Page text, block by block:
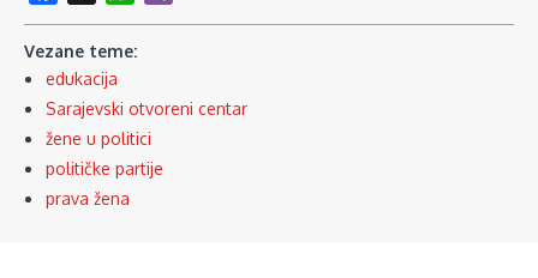
Vezane teme:
edukacija
Sarajevski otvoreni centar
žene u politici
političke partije
prava žena